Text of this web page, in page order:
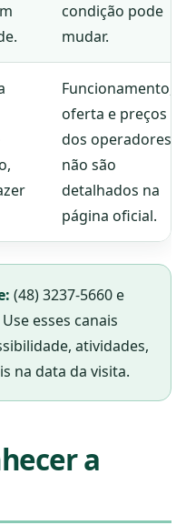
condição pode
mudar.
Funcionamento,
oferta e preços
dos operadores
não são
detalhados na
página oficial.
(48) 3237-5660 e
esses canais
atividades,
na data da visita.
a